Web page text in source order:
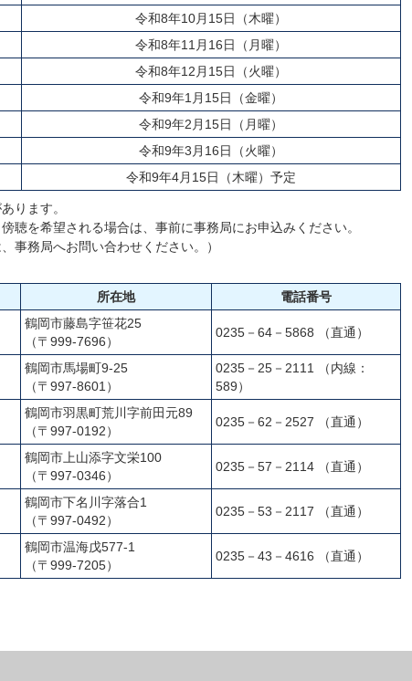
令和8年10月15日（木曜）
令和8年11月16日（月曜）
令和8年12月15日（火曜）
令和9年1月15日（金曜）
令和9年2月15日（月曜）
令和9年3月16日（火曜）
令和9年4月15日（木曜）予定
ります。
聴を希望される場合は、事前に事務局にお申込みください。
務局へお問い合わせください。）
所在地
電話番号
鶴岡市藤島字笹花25
（〒999-7696）
0235－64－5868 （直通）
鶴岡市馬場町9-25
（〒997-8601）
0235－25－2111 （内線：
589）
鶴岡市羽黒町荒川字前田元89
（〒997-0192）
0235－62－2527 （直通）
鶴岡市上山添字文栄100
（〒997-0346）
0235－57－2114 （直通）
鶴岡市下名川字落合1
（〒997-0492）
0235－53－2117 （直通）
鶴岡市温海戊577-1
（〒999-7205）
0235－43－4616 （直通）